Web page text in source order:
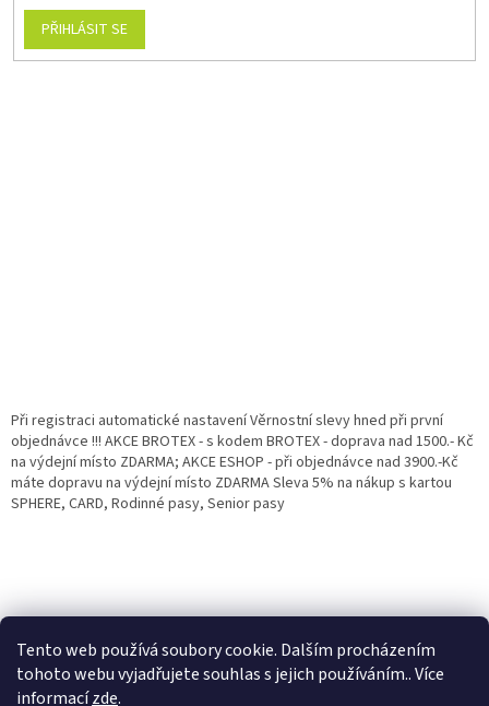
Tento web používá soubory cookie. Dalším procházením
tohoto webu vyjadřujete souhlas s jejich používáním.. Více
informacízde.
PŘIHLÁSIT SE
Při registraci automatické nastavení Věrnostní slevy hned při první
objednávce !!! AKCE BROTEX - s kodem BROTEX - doprava nad 1500.- Kč
na výdejní místo ZDARMA; AKCE ESHOP - při objednávce nad 3900.-Kč
máte dopravu na výdejní místo ZDARMA Sleva 5% na nákup s kartou
SPHERE, CARD, Rodinné pasy, Senior pasy